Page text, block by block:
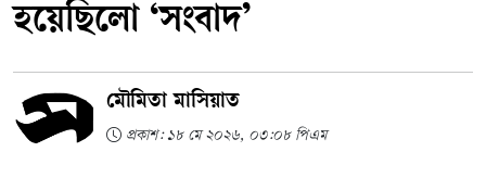
হয়েছিলো ‘সংবাদ’
মৌমিতা মাসিয়াত
প্রকাশ: ১৮ মে ২০২৬, ০৩:০৮ পিএম